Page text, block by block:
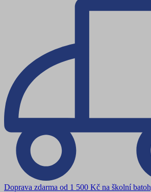
Doprava zdarma od 1 500 Kč na školní